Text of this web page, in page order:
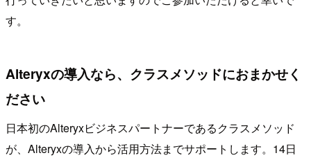
す。
Alteryxの導入なら、クラスメソッドにおまかせく
ださい
日本初のAlteryxビジネスパートナーであるクラスメソッド
が、Alteryxの導入から活用方法までサポートします。14日